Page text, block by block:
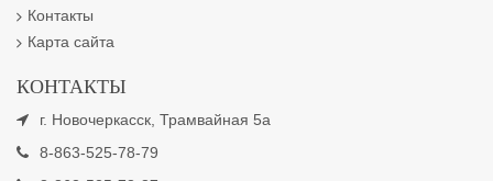
Контакты
Карта сайта
КОНТАКТЫ
г. Новочеркасск, Трамвайная 5а
8-863-525-78-79